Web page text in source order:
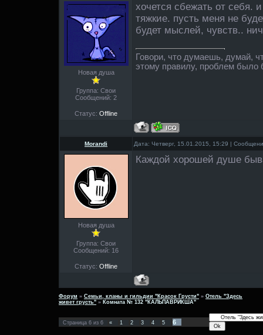
Новая душа
Группа: Свои
Сообщений: 2
Статус: Offline
хочется сбежать от себя.
тяжкие. пусть меня не
будет мыслей, чувств..
Говори, что думаешь, думай,
этому правилу, проблем
Morandi Дата: Четверг, 15.01.2015, 15:29 |
Новая душа
Группа: Свои
Сообщений: 16
Статус: Offline
Каждой хорошей душе
Форум » Семьи, кланы и гильдии "Красок Грусти" » Отель "Здесь
живет грусть" » Комната № 132 "КАЛЬПАВРИКША"
Страница 6 из 6 « 1 2 3 4 5 6